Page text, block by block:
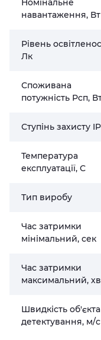
Номінальне
навантаження, Вт
Рівень
Лк
Споживана
потужність Рсп,
Ступінь захисту IP
Температура
експлуатації, С
Тип виробу
Час затримки
мінімальний, сек
Час затримки
максимальний, хв
Швидкість об'єкта
детектування, м/с